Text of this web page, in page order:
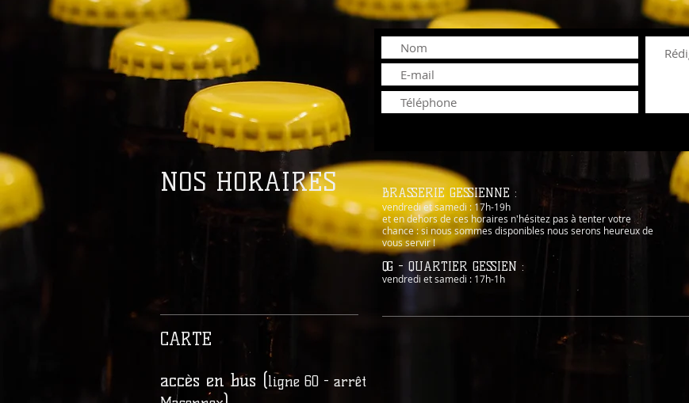
NOS HORAIRES BRASSERIE GESSIENNE :
vendredi et samedi : 17h-19h
et en dehors de ces horaires n'hésitez pas à tenter votre
chance : si nous sommes disponibles nous serons heureux de
vous servir !
QG - QUARTIER GESSIEN :
vendredi et samedi : 17h-1h
CARTE
accès en bus (ligne 60 - arrêt